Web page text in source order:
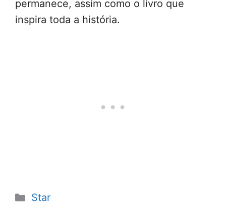
permanece, assim como o livro que
inspira toda a história.
Categorias
Star